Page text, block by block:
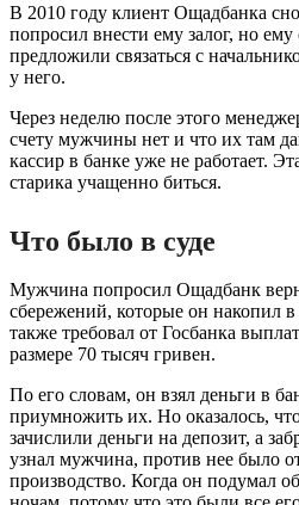
В 2010 году клиент Ощадбанка
попросил внести ему залог, но ему
предложили связаться с
у него.
Через неделю после этого
счету мужчины нет и что их там
кассир в банке уже не работает.
старика учащенно биться.
Что было в суде
Мужчина попросил Ощадбанк
сбережений, которые он накопил
также требовал от Госбанка
размере 70 тысяч гривен.
По его словам, он взял деньги в
приумножить их. Но оказалось,
зачислили деньги на депозит, а
узнал мужчина, против нее было
производство. Когда он подумал